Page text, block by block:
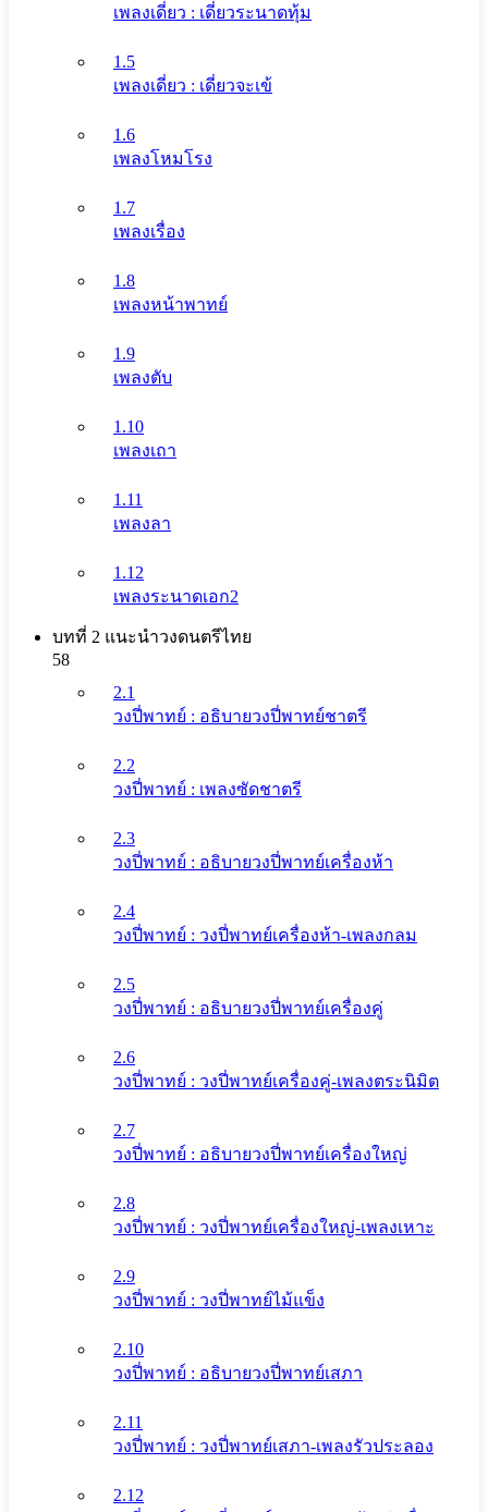
เพลงเดี่ยว : เดี่ยวระนาดทุ้ม
1.5
เพลงเดี่ยว : เดี่ยวจะเข้
1.6
เพลงโหมโรง
1.7
เพลงเรื่อง
1.8
เพลงหน้าพาทย์
1.9
เพลงตับ
1.10
เพลงเถา
1.11
เพลงลา
1.12
เพลงระนาดเอก2
บทที่ 2 แนะนําวงดนตรีไทย
58
2.1
วงปี่พาทย์ : อธิบายวงปี่พาทย์ชาตรี
2.2
วงปี่พาทย์ : เพลงซัดชาตรี
2.3
วงปี่พาทย์ : อธิบายวงปี่พาทย์เครื่องห้า
2.4
วงปี่พาทย์ : วงปี่พาทย์เครื่องห้า-เพลงกลม
2.5
วงปี่พาทย์ : อธิบายวงปี่พาทย์เครื่องคู่
2.6
วงปี่พาทย์ : วงปี่พาทย์เครื่องคู่-เพลงตระนิมิต
2.7
วงปี่พาทย์ : อธิบายวงปี่พาทย์เครื่องใหญ่
2.8
วงปี่พาทย์ : วงปี่พาทย์เครื่องใหญ่-เพลงเหาะ
2.9
วงปี่พาทย์ : วงปี่พาทย์ไม้แข็ง
2.10
วงปี่พาทย์ : อธิบายวงปี่พาทย์เสภา
2.11
วงปี่พาทย์ : วงปี่พาทย์เสภา-เพลงรัวประลอง
2.12